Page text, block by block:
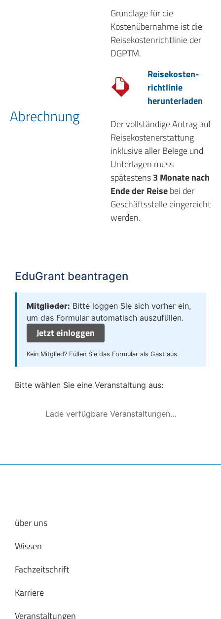
Grundlage für die
Kostenübernahme ist die
Reisekostenrichtlinie der
DGPTM.
Reisekosten­
richtlinie
herunterladen
Abrechnung
Der vollständige Antrag auf
Reisekostenerstattung
inklusive aller Belege und
Unterlagen muss
spätestens3 Monate nach
Ende der Reisebei der
Geschäftsstelle eingereicht
werden.
EduGrant beantragen
Mitglieder: Bitte loggen Sie sich vorher ein,
um das Formular automatisch auszufüllen.
Jetzt einloggen
Kein Mitglied? Füllen Sie das Formular als Gast aus.
Bitte wählen Sie eine Veranstaltung aus:
Lade verfügbare Veranstaltungen...
über uns
Wissen
Fachzeitschrift
Karriere
Veranstaltungen